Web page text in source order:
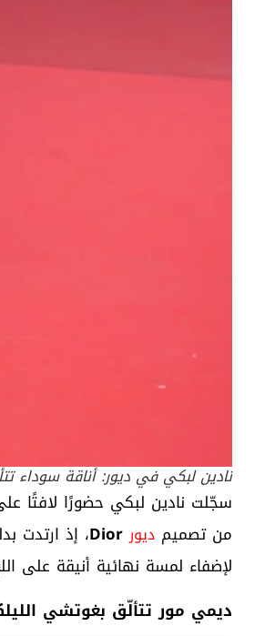
نادين لبكي في ديور: أناقة سوداء
سجّلت نادين لبكي حضورًا لافتًا
من تصميم ديور Dior، إذ ارتدت
لإضفاء لمسة نهائية أنيقة على
ديمي مور تتألّق بغوتشي